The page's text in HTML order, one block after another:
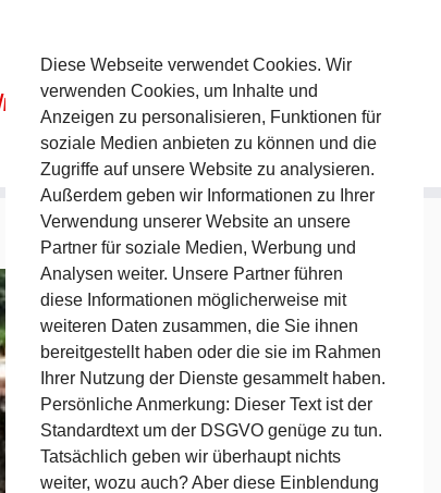
um Pommelsbrunn
Diese Webseite verwendet Cookies. Wir
verwenden Cookies, um Inhalte und
Anzeigen zu personalisieren, Funktionen für
soziale Medien anbieten zu können und die
Zugriffe auf unsere Website zu analysieren.
Außerdem geben wir Informationen zu Ihrer
Verwendung unserer Website an unsere
Partner für soziale Medien, Werbung und
Analysen weiter. Unsere Partner führen
diese Informationen möglicherweise mit
weiteren Daten zusammen, die Sie ihnen
bereitgestellt haben oder die sie im Rahmen
Ihrer Nutzung der Dienste gesammelt haben.
Persönliche Anmerkung: Dieser Text ist der
Standardtext um der DSGVO genüge zu tun.
Tatsächlich geben wir überhaupt nichts
weiter, wozu auch? Aber diese Einblendung